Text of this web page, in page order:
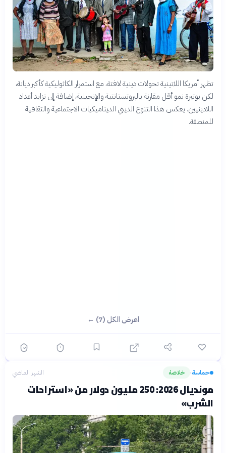
تظهر أمريكا اللاتينية تحولات دينية لافتة، مع استمرار الكاثوليكية كأكبر ديانة،
لكن بوتيرة نمو أقل مقارنة بالبروتستانتية والإنجيلية، إضافة إلى تزايد أعداد
اللادينيين. يعكس هذا التنوع الديني الديناميكيات الاجتماعية والثقافية
للمنطقة.
اعرض الكل (7) ←
حماسة› خلاصة الشهر الماضي
مونديال 2026: 250 مليون دولار من «استراحات
الشرب»